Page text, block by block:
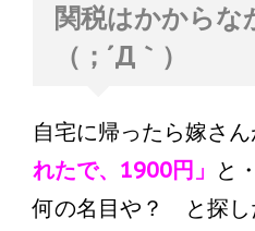
関税はかからな
（；´Д｀）
自宅に帰ったら嫁さ
れたで、1900円」 と
何の名目や？ と探し